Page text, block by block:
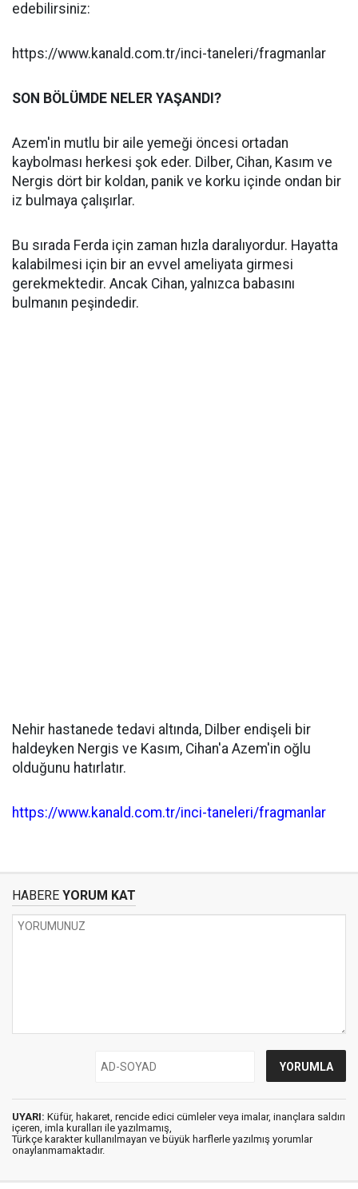
edebilirsiniz:
https://www.kanald.com.tr/inci-taneleri/fragmanlar
SON BÖLÜMDE NELER YAŞANDI?
Azem'in mutlu bir aile yemeği öncesi ortadan
kaybolması herkesi şok eder. Dilber, Cihan, Kasım ve
Nergis dört bir koldan, panik ve korku içinde ondan bir
iz bulmaya çalışırlar.
Bu sırada Ferda için zaman hızla daralıyordur. Hayatta
kalabilmesi için bir an evvel ameliyata girmesi
gerekmektedir. Ancak Cihan, yalnızca babasını
bulmanın peşindedir.
Nehir hastanede tedavi altında, Dilber endişeli bir
haldeyken Nergis ve Kasım, Cihan'a Azem'in oğlu
olduğunu hatırlatır.
https://www.kanald.com.tr/inci-taneleri/fragmanlar
HABERE YORUM KAT
UYARI: Küfür, hakaret, rencide edici cümleler veya imalar, inançlara saldırı
içeren, imla kuralları ile yazılmamış,
Türkçe karakter kullanılmayan ve büyük harflerle yazılmış yorumlar
onaylanmamaktadır.